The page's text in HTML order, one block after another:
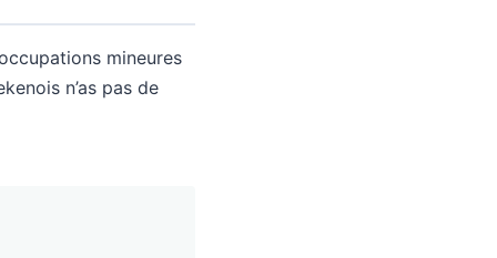
mineures
n’as pas de